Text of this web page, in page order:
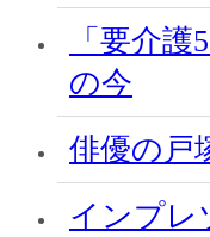
「要介
の今
俳優の戸
インプレ